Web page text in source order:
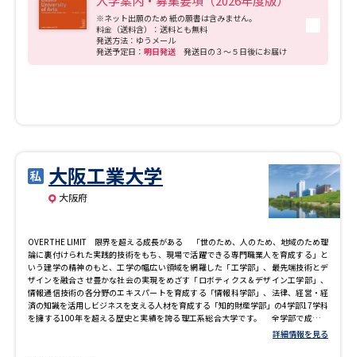
※ネット出願のため 紙の願書は含みません。
料金（送料含）：送料とも無料
発送方法：ゆうメール
発送予定日： 明日発送 発送日の３～５日後にお届け
大阪工業大学
大阪府
OVER THE LIMIT 限界を超える成長がある 「世のため、人のため、地域のため理
論に裏付けられた実践的技術をもち、現場で活躍できる専門職業人を育成する」と
いう建学の精神のもと、工学の幅広い領域を網羅した「工学部」、最先端技術とデ
ザインを融合させ豊かな社会の実現をめざす「ロボティクス＆デザイン工学部」、
情報通信技術の各分野のエキスパートを育成する「情報科学部」、法律、経営・経
済の知識を活用しビジネスを支える人材を育成する「知的財産学部」の4学部17学科
を擁する100年を超える歴史と実績を誇る理工系総合大学です。 全学部で成長を
実感できる実践的な教育・研究を展開しています。各学科の専門的な知識、技術の
詳細情報を見る